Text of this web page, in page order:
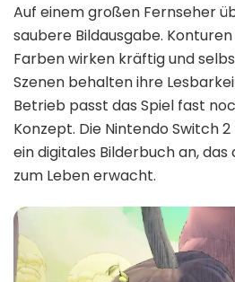
Auf einem großen Fernseher
saubere Bildausgabe.
Farben wirken kräftig und
Szenen behalten ihre
Betrieb passt das Spiel fast
Konzept. Die Nintendo Switch
ein digitales Bilderbuch an,
zum Leben erwacht.